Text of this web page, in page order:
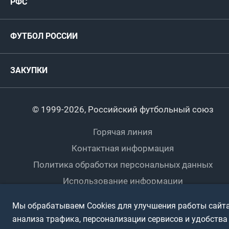
Футзал
Титулы и трофеи
Международные
Турниры клубов
Регионы
ФУТБОЛ РОССИИ
Пляжный
Футбольное двоеборье
Интерактивный
Любители
Спортшколы
Дети
Ветераны
Спортсмены с ОВЗ
ЗАКУПКИ
© 1999-2026, Российский футбольный союз
Горячая линия
Контактная информация
Политика обработки персональных данных
Использование информации
Мы обрабатываем Cookies для улучшения работы
анализа трафика, персонализации сервисов и удобства